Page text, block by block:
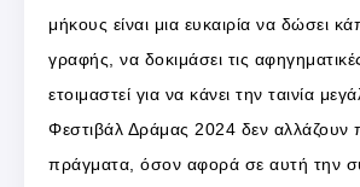
μήκους είναι μια ευκαιρία να δώσει
γραφής, να δοκιμάσει τις
ετοιμαστεί για να κάνει την ταινία
Φεστιβάλ Δράμας 2024 δεν αλλάζουν
πράγματα, όσον αφορά σε αυτή την